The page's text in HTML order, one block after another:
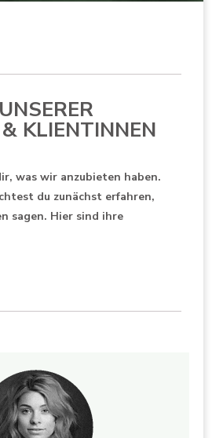
KLIENTINNEN
was wir anzubieten haben.
du zunächst erfahren,
sagen. Hier sind ihre